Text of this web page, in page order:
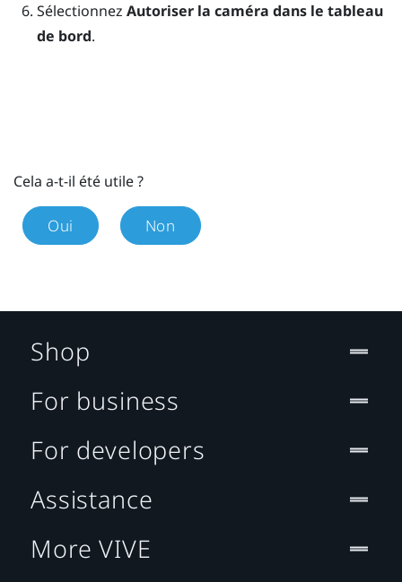
Sélectionnez Autoriser la caméra dans le tableau
de bord.
Cela a-t-il été utile ?
Oui Non
Shop
For business
For developers
Assistance
More VIVE